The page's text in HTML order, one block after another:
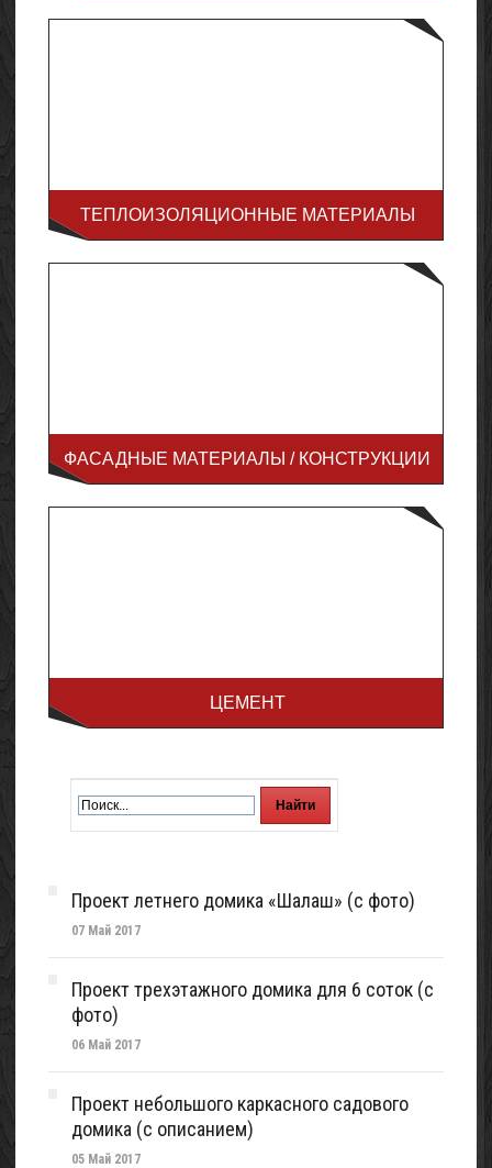
ТЕПЛОИЗОЛЯЦИОННЫЕ МАТЕРИАЛЫ
ФАСАДНЫЕ МАТЕРИАЛЫ / КОНСТРУКЦИИ
ЦЕМЕНТ
Проект летнего домика «Шалаш» (с фото)
07 Май 2017
Проект трехэтажного домика для 6 соток (с
фото)
06 Май 2017
Проект небольшого каркасного садового
домика (с описанием)
05 Май 2017